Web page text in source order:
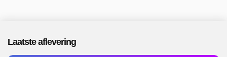
Laatste aflevering